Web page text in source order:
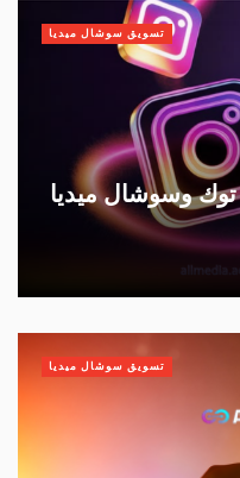
توك وسوشال ميديا
تسويق سوشال ميديا
تسويق سوشال ميديا